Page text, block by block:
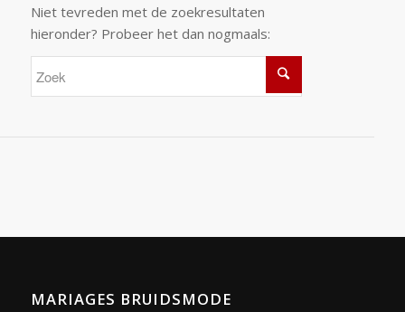
Niet tevreden met de zoekresultaten
hieronder? Probeer het dan nogmaals:
MARIAGES BRUIDSMODE